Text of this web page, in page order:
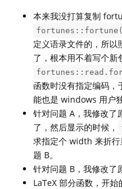
本来我没打算复制
定义语录文件的，所
了，根本用不着写个新
函数时没有指定编码，
能也是 windows 用户
针对问题 A，我修改了
了，然后显示的时候，
求指定个 width 来折行
题 B。
针对问题 B，我修改了
LaTeX 部分函数，开